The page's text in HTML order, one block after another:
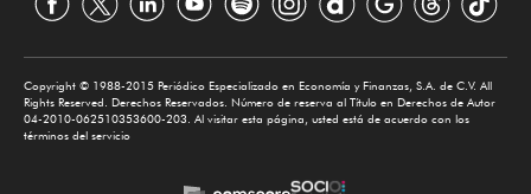
Copyright © 1988-2015 Periódico Especializado en Economía y Finanzas, S.A. de C.V. All
Rights Reserved. Derechos Reservados. Número de reserva al Título en Derechos de Autor
04-2010-062510353600-203. Al visitar esta página, usted está de acuerdo con los
términos del servicio